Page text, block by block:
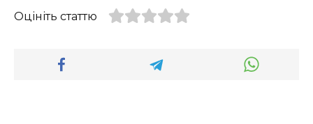
Оцініть статтю